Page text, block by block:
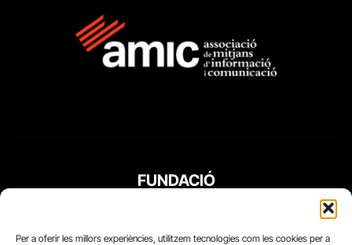
Per a oferir les millors experiències, utilitzem tecnologies com les cookies per a
FUNDACIÓ